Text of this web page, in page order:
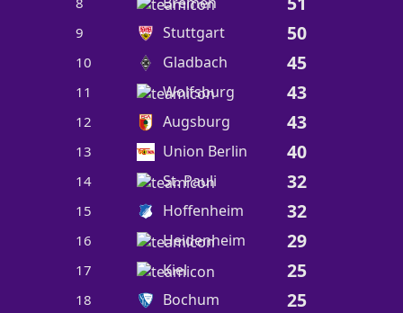
9 Stuttgart 50
10 Gladbach 45
11 Wolfsburg 43
12 Augsburg 43
13 Union Berlin 40
14 St. Pauli 32
15 Hoffenheim 32
16 Heidenheim 29
17 Kiel 25
18 Bochum 25